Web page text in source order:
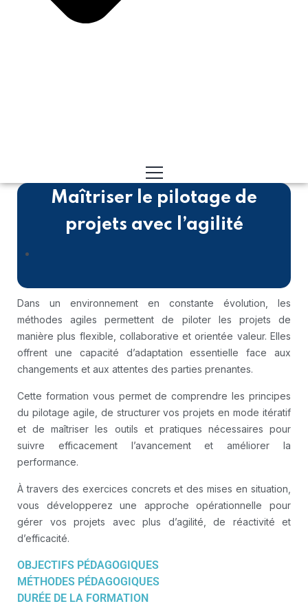
Maîtriser le pilotage de
projets avec l’agilité
Dans un environnement en constante évolution, les
méthodes agiles permettent de piloter les projets de
manière plus flexible, collaborative et orientée valeur. Elles
offrent une capacité d’adaptation essentielle face aux
changements et aux attentes des parties prenantes.
Cette formation vous permet de comprendre les principes
du pilotage agile, de structurer vos projets en mode itératif
et de maîtriser les outils et pratiques nécessaires pour
suivre efficacement l’avancement et améliorer la
performance.
À travers des exercices concrets et des mises en situation,
vous développerez une approche opérationnelle pour
gérer vos projets avec plus d’agilité, de réactivité et
d’efficacité.
OBJECTIFS PÉDAGOGIQUES
MÉTHODES PÉDAGOGIQUES
DURÉE DE LA FORMATION